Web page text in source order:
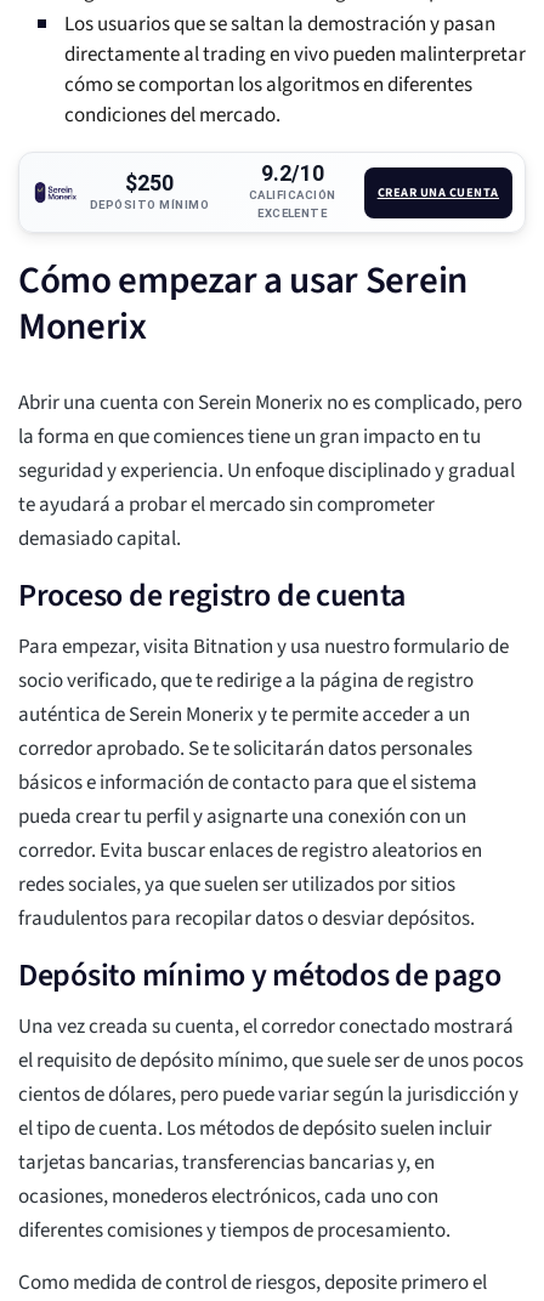
Los usuarios que se saltan la demostración y pasan
directamente al trading en vivo pueden malinterpretar
cómo se comportan los algoritmos en diferentes
condiciones del mercado.
$250
DEPÓSITO MÍNIMO
9.2/10
CALIFICACIÓN
EXCELENTE
CREAR UNA CUENTA
Cómo empezar a usar Serein
Monerix
Abrir una cuenta con Serein Monerix no es complicado, pero
la forma en que comiences tiene un gran impacto en tu
seguridad y experiencia. Un enfoque disciplinado y gradual
te ayudará a probar el mercado sin comprometer
demasiado capital.
Proceso de registro de cuenta
Para empezar, visita Bitnation y usa nuestro formulario de
socio verificado, que te redirige a la página de registro
auténtica de Serein Monerix y te permite acceder a un
corredor aprobado. Se te solicitarán datos personales
básicos e información de contacto para que el sistema
pueda crear tu perfil y asignarte una conexión con un
corredor. Evita buscar enlaces de registro aleatorios en
redes sociales, ya que suelen ser utilizados por sitios
fraudulentos para recopilar datos o desviar depósitos.
Depósito mínimo y métodos de pago
Una vez creada su cuenta, el corredor conectado mostrará
el requisito de depósito mínimo, que suele ser de unos pocos
cientos de dólares, pero puede variar según la jurisdicción y
el tipo de cuenta. Los métodos de depósito suelen incluir
tarjetas bancarias, transferencias bancarias y, en
ocasiones, monederos electrónicos, cada uno con
diferentes comisiones y tiempos de procesamiento.
Como medida de control de riesgos, deposite primero el